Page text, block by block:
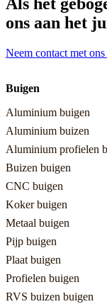
Als het
ons aan het
Neem contact met
Buigen
Aluminium buigen
Aluminium buizen
Aluminium profielen
Buizen buigen
CNC buigen
Koker buigen
Metaal buigen
Pijp buigen
Plaat buigen
Profielen buigen
RVS buizen buigen